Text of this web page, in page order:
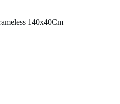
140x40Cm